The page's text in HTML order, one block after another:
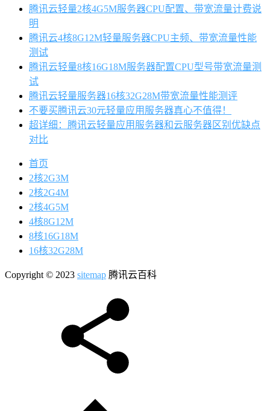
腾讯云轻量2核4G5M服务器CPU配置、带宽流量计费说
明
腾讯云4核8G12M轻量服务器CPU主频、带宽流量性能
测试
腾讯云轻量8核16G18M服务器配置CPU型号带宽流量测
试
腾讯云轻量服务器16核32G28M带宽流量性能测评
不要买腾讯云30元轻量应用服务器真心不值得！
超详细：腾讯云轻量应用服务器和云服务器区别优缺点
对比
首页
2核2G3M
2核2G4M
2核4G5M
4核8G12M
8核16G18M
16核32G28M
Copyright © 2023 sitemap 腾讯云百科